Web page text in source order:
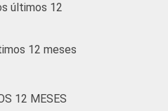
últimos 12
12 meses
12 MESES